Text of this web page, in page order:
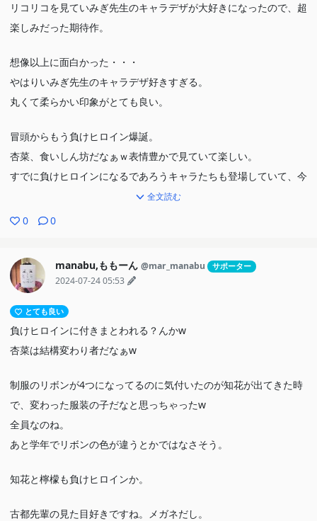
リコリコを見ていみぎ先生のキャラデザが大好きになったので、超
楽しみだった期待作。
想像以上に面白かった・・・
やはりいみぎ先生のキャラデザ好きすぎる。
丸くて柔らかい印象がとても良い。
冒頭からもう負けヒロイン爆誕。
杏菜、食いしん坊だなぁｗ表情豊かで見ていて楽しい。
すでに負けヒロインになるであろうキャラたちも登場していて、今
温水くん自身になにか関係性の発展があるのかも気になるとこ
アニメ本編とは関係ないけど、公式HPで毎話更新される相関図
や"八奈見杏菜カロリーメーター"なるコンテンツもあってこっちも
面白い。
全文読む
0 0
manabu,ももーん @mar_manabu サポーター
2024-07-24 05:53
とても良い
負けヒロインに付きまとわれる？んかw
杏菜は結構変わり者だなぁw
制服のリボンが4つになってるのに気付いたのが知花が出てきた時
で、変わった服装の子だなと思っちゃったw
全員なのね。
あと学年でリボンの色が違うとかではなさそう。
知花と檸檬も負けヒロインか。
古都先輩の見た目好きですね。メガネだし。